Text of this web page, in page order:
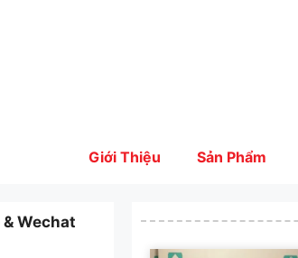
Giới Thiệu Sản Phẩm
Wechat